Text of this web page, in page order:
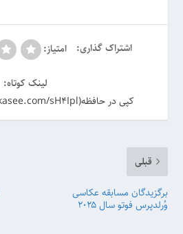
اشتراک گذاری: امتیاز:
لینک کوتاه:
کپی در حافظه(https://www.akkasee.com/sH4Ipl)
قبلی
برگزیدگان مسابقه عکاسی
وُرلدپرس فوتو سال ۲۰۲۵